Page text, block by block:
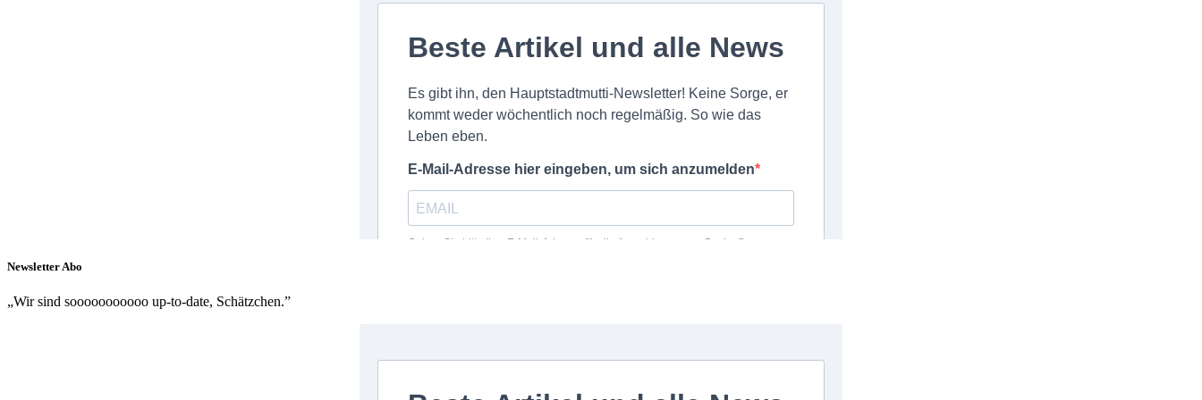
Newsletter Abo
„Wir sind sooooooooooo up-to-date, Schätzchen.”